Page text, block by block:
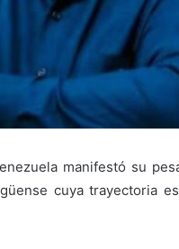
manifestó su
cuya trayectoria